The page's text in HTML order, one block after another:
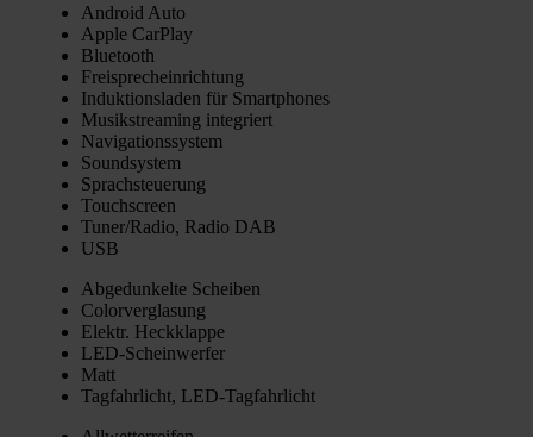
Android Auto
Apple Car­Play
Blue­tooth
Frei­sprech­ein­rich­tung
Induk­ti­ons­la­den für Smart­phones
Musik­strea­ming inte­griert
Navi­ga­ti­ons­sys­tem
Sound­sys­tem
Sprach­steue­rung
Touch­screen
Tuner/Radio, Radio DAB
USB
Abge­dun­kel­te Schei­ben
Color­ver­gla­sung
Elektr. Heck­klap­pe
LED-Schein­wer­fer
Matt
Tag­fahr­licht, LED-Tag­fahr­licht